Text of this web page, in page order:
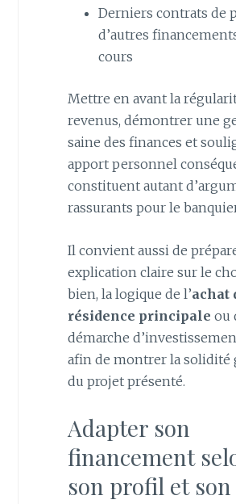
Derniers contrats de
d’autres
cours
Mettre en avant la
revenus, démontrer une
saine des finances et
apport personnel
constituent autant
rassurants pour le
Il convient aussi de
explication claire sur le
bien, la logique de l’achat
résidence principale ou
démarche
afin de montrer la solidité
du projet présenté.
Adapter son
financement
son profil et son